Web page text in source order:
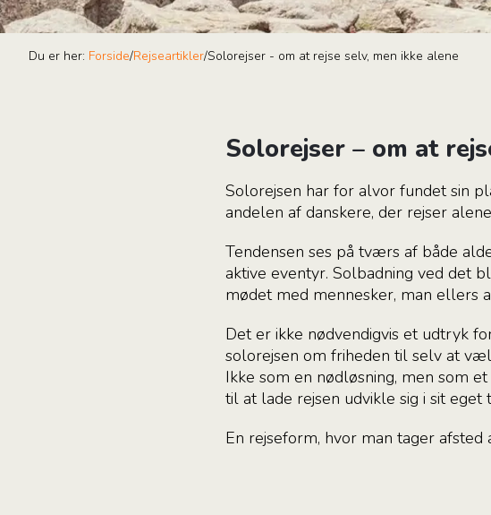
Du er her: Forside/Rejseartikler/Solorejser - om at rejse selv, men ikke alene
Solorejser – om at
Solorejsen har for alvor fundet sin
andelen af danskere, der rejser
Tendensen ses på tværs af både
aktive eventyr. Solbadning ved det
mødet med mennesker, man ellers
Det er ikke nødvendigvis et udtryk
solorejsen om friheden til selv at
Ikke som en nødløsning, men som
til at lade rejsen udvikle sig i sit eget
En rejseform, hvor man tager